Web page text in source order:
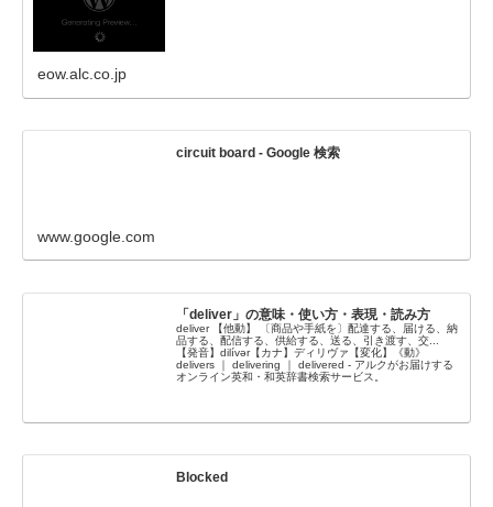
eow.alc.co.jp
circuit board - Google 検索
www.google.com
「deliver」の意味・使い方・表現・読み方
deliver 【他動】 〔商品や手紙を〕配達する、届ける、納
品する、配信する、供給する、送る、引き渡す、交...
【発音】dilívər【カナ】ディリヴァ【変化】《動》
delivers ｜ delivering ｜ delivered - アルクがお届けする
オンライン英和・和英辞書検索サービス。
Blocked